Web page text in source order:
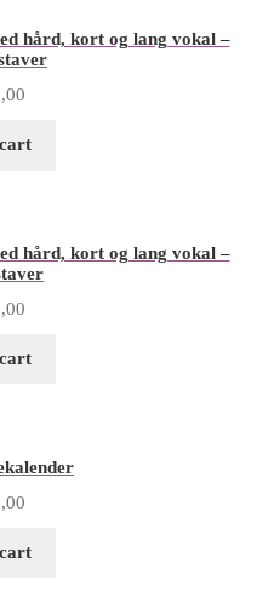
hård, kort og lang vokal –
hård, kort og lang vokal –